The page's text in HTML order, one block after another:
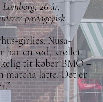
Lomborg, 26 år,
pædagogisk
girlies. Nusa-
har en sød, krøllet
tit køber BMO –
matcha latte. Det er